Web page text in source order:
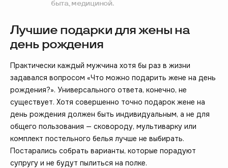
Лучшие подарки для жены на
день рождения
Практически каждый мужчина хотя бы раз в жизни
задавался вопросом «Что можно подарить жене на день
рождения?». Универсального ответа, конечно, не
существует. Хотя совершенно точно подарок жене на
день рождения должен быть индивидуальным, а не для
общего пользования — сковороду, мультиварку или
комплект постельного белья лучше не выбирать.
Постарались собрать варианты, которые порадуют
супругу и не будут пылиться на полке.
быта, медициной.